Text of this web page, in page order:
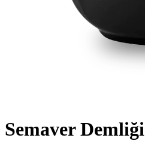
Semaver Demliği